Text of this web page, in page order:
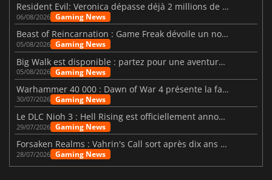
Resident Evil: Veronica dépasse déjà 2 millions de wishlists
06/08/2026 Gaming News
Beast of Reincarnation : Game Freak dévoile un nouveau pari
05/08/2026 Gaming News
Big Walk est disponible : partez pour une aventure entre amis
05/08/2026 Gaming News
Warhammer 40 000 : Dawn of War 4 présente la faction des Nécrons
30/07/2026 Gaming News
Le DLC Nioh 3 : Hell Rising est officiellement annoncé
29/07/2026 Gaming News
Forsaken Realms : Vahrin's Call sort après dix ans de développement
28/07/2026 Gaming News